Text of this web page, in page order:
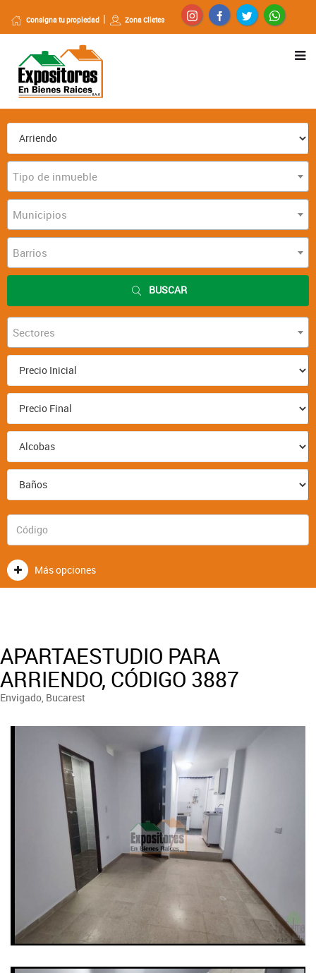
Consigna tu propiedad Zona Clietes
Tipo de inmueble
Municipios
Barrios
BUSCAR
Sectores
Más opciones
APARTAESTUDIO PARA
ARRIENDO, CÓDIGO 3887
Envigado, Bucarest